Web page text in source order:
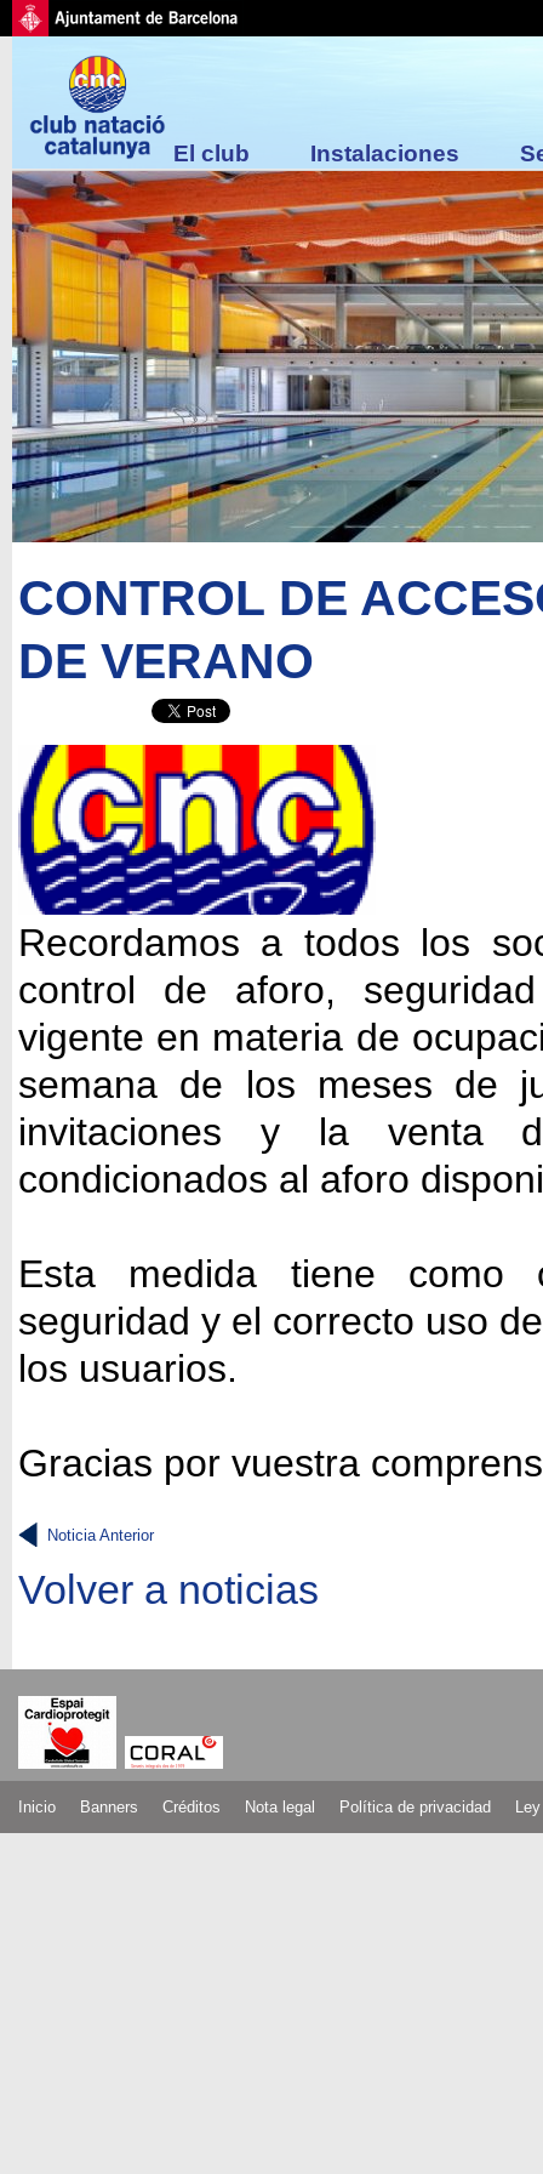
El club Instalaciones
CONTROL DE
DE VERANO
Recordamos a todos los
control de aforo,
vigente en materia de
semana de los meses de
invitaciones y la venta
condicionados al aforo
Esta medida tiene como
seguridad y el correcto uso
los usuarios.
Gracias por vuestra
Noticia Anterior
Volver a noticias
Inicio Banners Créditos Nota legal Política de privacidad